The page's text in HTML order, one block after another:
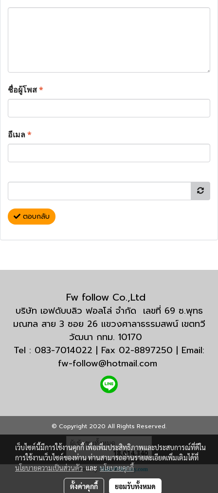
ชื่อผู้โพส*
อีเมล*
ตอบกลับ
Fw follow Co.,Ltd
บริษัท เอฟดับบลิว ฟอลโล่ จำกัด เลขที่ 69 ซ.พุทธ
มณฑล สาย 3 ซอย 26 แขวงศาลาธรรมสพน์ เขตทวี
วัฒนา กทม. 10170
Tel : 083-7014022 | Fax 02-8897250 | Email:
fw-follow@hotmail.com
© Copyright 2020 All Rights Reserved.
ผู้เข้าชมทั้งหมด
18,014,340
Powered by MakeWebEasy.com
เว็บไซต์นี้มีการใช้งานคุกกี้ เพื่อเพิ่มประสิทธิภาพและประสบการณ์ที่ดีใน
การใช้งานเว็บไซต์ของท่าน ท่านสามารถอ่านรายละเอียดเพิ่มเติมได้ที่
นโยบายความเป็นส่วนตัวและ นโยบายคุกกี้
ตั้งค่าคุกกี้ ยอมรับทั้งหมด